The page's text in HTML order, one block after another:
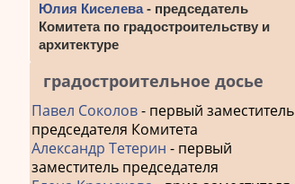
Юлия Киселева- председатель
Комитета по градостроительству и
архитектуре
градостроительное досье
Павел Соколов- первый заместитель
председателя Комитета
Александр Тетерин - первый
заместитель председателя